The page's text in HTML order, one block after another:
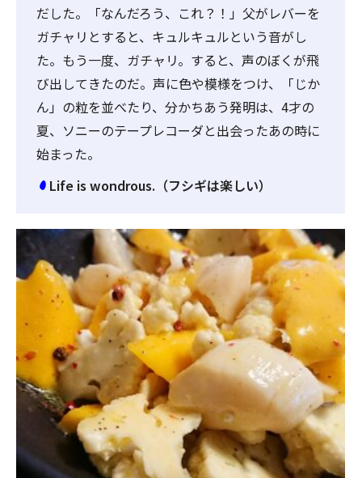
だした。「なんだろう、これ？！」父がレバーを
ガチャリとすると、キュルキュルという音がし
た。もう一度、ガチャリ。すると、声のぼくが飛
び出してきたのだ。声に色や模様をつけ、「じか
ん」の粒を並べたり、分かちあう発明は、4才の
夏、ソニーのテープレコーダと出会ったあの時に
始まった。
Life is wondrous.（フシギは楽しい）